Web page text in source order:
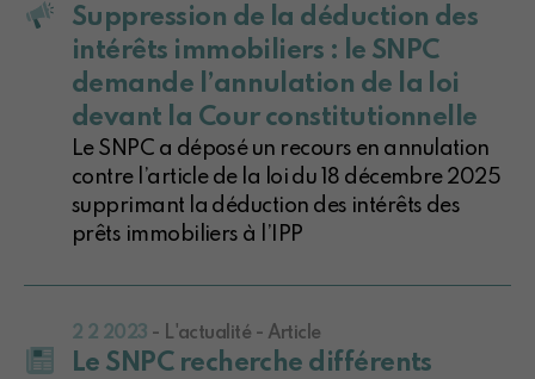
Suppression de la déduction des
intérêts immobiliers : le SNPC
demande l’annulation de la loi
devant la Cour constitutionnelle
Le SNPC a déposé un recours en annulation
contre l’article de la loi du 18 décembre 2025
supprimant la déduction des intérêts des
prêts immobiliers à l’IPP
2 2 2023 - L'actualité - Article
Le SNPC recherche différents